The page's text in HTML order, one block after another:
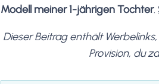
Modell meiner 1-jährigen Tochter.
Dieser Beitrag enthält
Provision, du